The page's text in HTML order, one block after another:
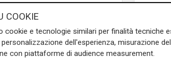
anche la tutela della
di forte tensione familiare.
di svolta nelle indagini e nei
COOKIE
cookie e tecnologie similari per finalità tecniche
dell'esperienza, misurazione
con piattaforme di audience measurement.